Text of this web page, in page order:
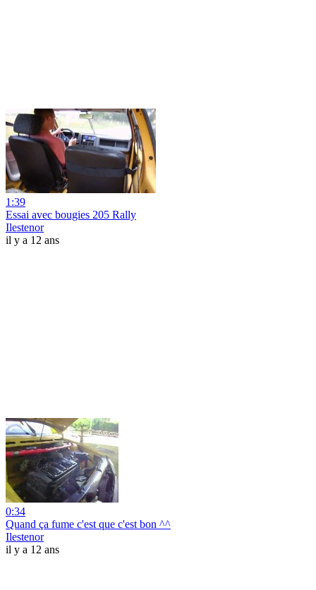
1:39
Essai avec bougies 205 Rally
Ilestenor
il y a 12 ans
0:34
Quand ça fume c'est que c'est bon ^^
Ilestenor
il y a 12 ans